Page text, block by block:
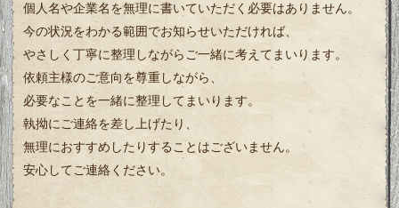
個人名や企業名を無理に書いていただく必要はありません。
今の状況をわかる範囲でお知らせいただければ、
やさしく丁寧に整理しながらご一緒に考えてまいります。
依頼主様のご意向を尊重しながら、
必要なことを一緒に整理してまいります。
執拗にご連絡を差し上げたり、
無理におすすめしたりすることはございません。
安心してご連絡ください。